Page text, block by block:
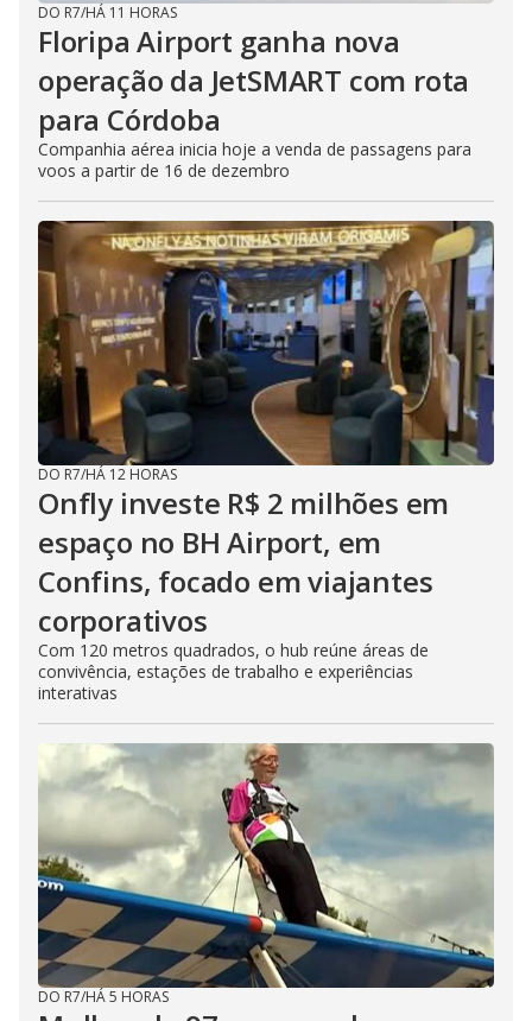
DO R7/HÁ 11 HORAS
Floripa Airport ganha nova
operação da JetSMART com rota
para Córdoba
Companhia aérea inicia hoje a venda de passagens para
voos a partir de 16 de dezembro
DO R7/HÁ 12 HORAS
Onfly investe R$ 2 milhões em
espaço no BH Airport, em
Confins, focado em viajantes
corporativos
Com 120 metros quadrados, o hub reúne áreas de
convivência, estações de trabalho e experiências
interativas
DO R7/HÁ 5 HORAS